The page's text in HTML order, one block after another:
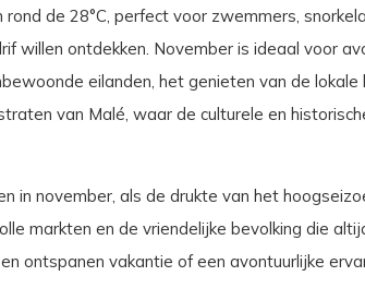
de 28°C, perfect voor zwemmers,
willen ontdekken. November is ideaal voor
eilanden, het genieten van de lokale
van Malé, waar de culturele en
in november, als de drukte van het
markten en de vriendelijke bevolking die
ontspanen vakantie of een avontuurlijke